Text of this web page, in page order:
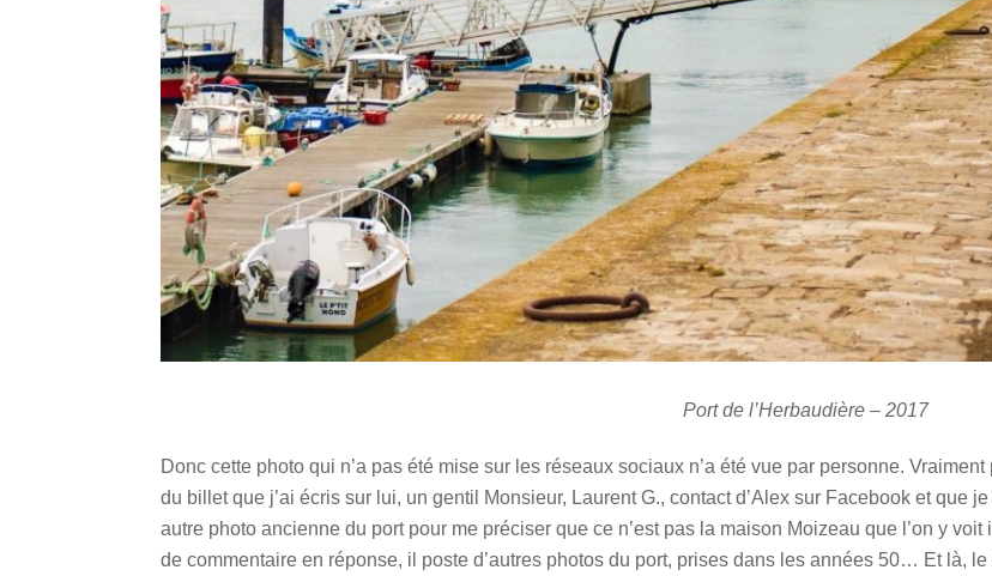
Port de l’Herbaudière – 2017
Donc cette photo qui n’a pas été mise sur les réseaux sociaux n’a été vue par personne.
du billet que j’ai écris sur lui, un gentil Monsieur, Laurent G., contact d’Alex sur Facebook et que
autre photo ancienne du port pour me préciser que ce n’est pas la maison Moizeau que l’on y
de commentaire en réponse, il poste d’autres photos du port, prises dans les années 50… Et là, le